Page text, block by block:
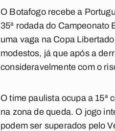
O Botafogo recebe a
35ª rodada do Campeonato
uma vaga na Copa
modestos, já que após a
consideravelmente com o
O time paulista ocupa a 15ª
na zona de queda. O jogo
podem ser superados pelo